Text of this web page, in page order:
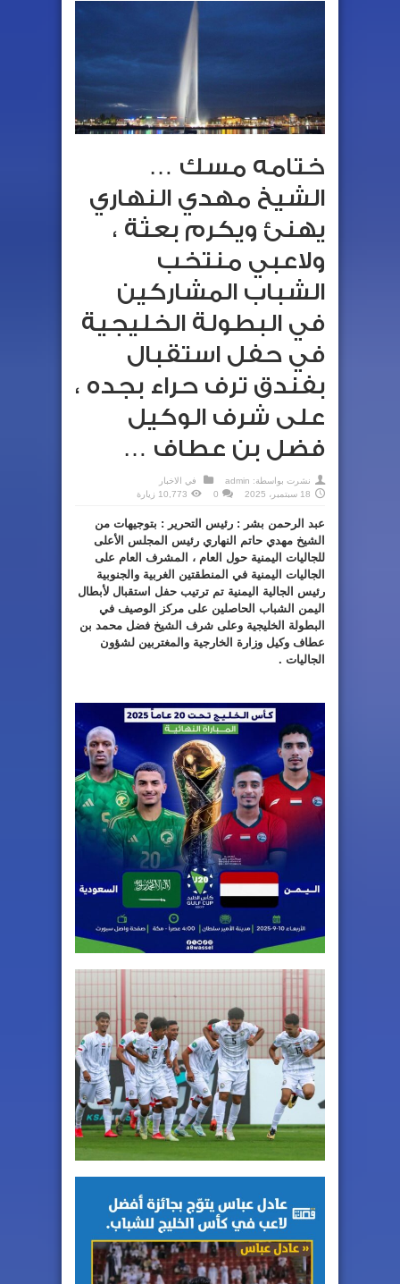
ختامه مسك …
الشيخ مهدي النهاري
يهنئ ويكرم بعثة ،
ولاعبي منتخب
الشباب المشاركين
في البطولة الخليجية
في حفل استقبال
بفندق ترف حراء بجده ،
على شرف الوكيل
فضل بن عطاف …
نشرت بواسطة: admin في الاخبار
18 سبتمبر، 2025
0 10,773 زيارة
عبد الرحمن بشر : رئيس التحرير : بتوجيهات من
الشيخ مهدي حاتم النهاري رئيس المجلس الأعلى
للجاليات اليمنية حول العام ، المشرف العام على
الجاليات اليمنية في المنطقتين الغربية والجنوبية
رئيس الجالية اليمنية تم ترتيب حفل استقبال لأبطال
اليمن الشباب الحاصلين على مركز الوصيف في
البطولة الخليجية وعلى شرف الشيخ فضل محمد بن
عطاف وكيل وزارة الخارجية والمغتربين لشؤون
الجاليات .